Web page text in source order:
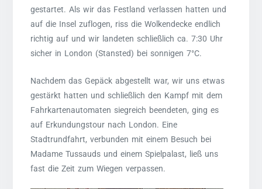
gestartet. Als wir das Festland verlassen hatten und
auf die Insel zuflogen, riss die Wolkendecke endlich
richtig auf und wir landeten schließlich ca. 7:30 Uhr
sicher in London (Stansted) bei sonnigen 7°C.
Nachdem das Gepäck abgestellt war, wir uns etwas
gestärkt hatten und schließlich den Kampf mit dem
Fahrkartenautomaten siegreich beendeten, ging es
auf Erkundungstour nach London. Eine
Stadtrundfahrt, verbunden mit einem Besuch bei
Madame Tussauds und einem Spielpalast, ließ uns
fast die Zeit zum Wiegen verpassen.